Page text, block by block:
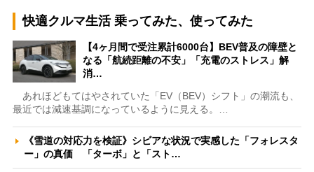
快適クルマ生活 乗ってみた、使ってみた
【4ヶ月間で受注累計6000台】BEV普及の障壁と
なる「航続距離の不安」「充電のストレス」解
消…
あれほどもてはやされていた「EV（BEV）シフト」の潮流も、
最近では減速基調になっているように見える。…
《雪道の対応力を検証》シビアな状況で実感した「フォレスタ
ー」の真価 「ターボ」と「スト…